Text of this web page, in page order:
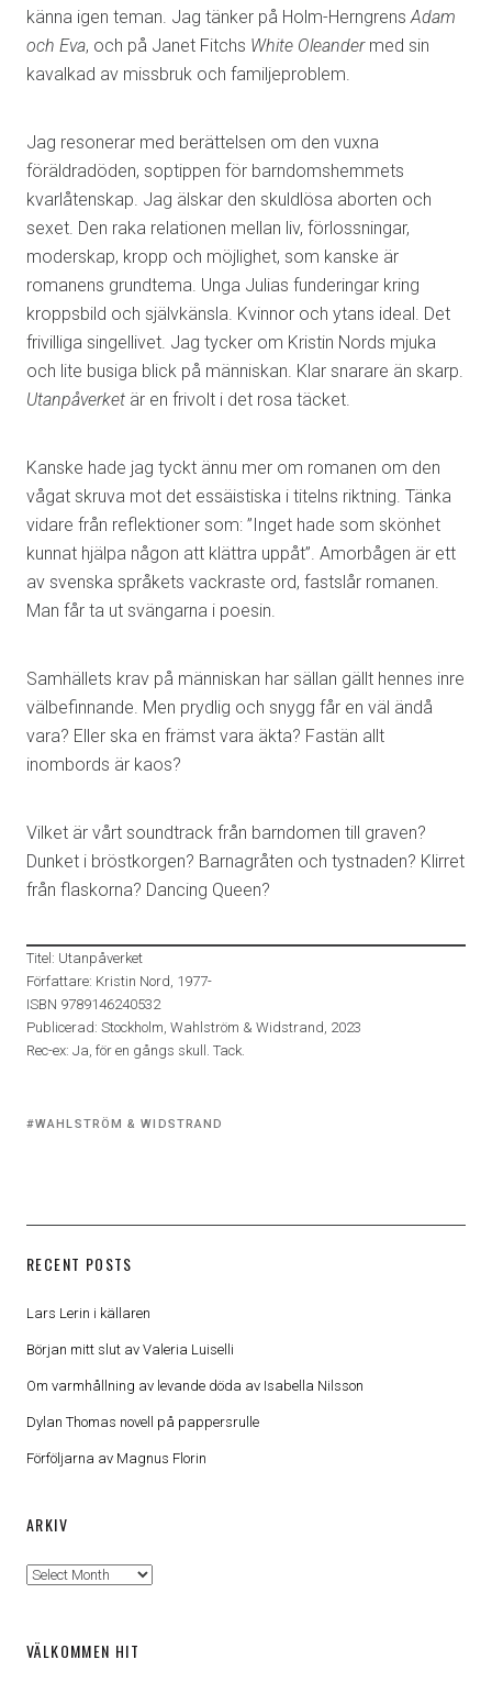
känna igen teman. Jag tänker på Holm-HerngrensAdam
och Eva, och på Janet Fitchs White Oleandermed sin
kavalkad av missbruk och familjeproblem.
Jag resonerar med berättelsen om den vuxna
föräldradöden, soptippen för barndomshemmets
kvarlåtenskap. Jag älskar den skuldlösa aborten och
sexet. Den raka relationen mellan liv, förlossningar,
moderskap, kropp och möjlighet, som kanske är
romanens grundtema. Unga Julias funderingar kring
kroppsbild och självkänsla. Kvinnor och ytans ideal. Det
frivilliga singellivet. Jag tycker om Kristin Nords mjuka
och lite busiga blick på människan. Klar snarare än skarp.
Utanpåverket är en frivolt i det rosa täcket.
Kanske hade jag tyckt ännu mer om romanen om den
vågat skruva mot det essäistiska i titelns riktning. Tänka
vidare från reflektioner som: ”Inget hade som skönhet
kunnat hjälpa någon att klättra uppåt”. Amorbågen är ett
av svenska språkets vackraste ord, fastslår romanen.
Man får ta ut svängarna i poesin.
Samhällets krav på människan har sällan gällt hennes inre
välbefinnande. Men prydlig och snygg får en väl ändå
vara? Eller ska en främst vara äkta? Fastän allt
inombords är kaos?
Vilket är vårt soundtrack från barndomen till graven?
Dunket i bröstkorgen? Barnagråten och tystnaden? Klirret
från flaskorna? Dancing Queen?
Titel: Utanpåverket
Författare: Kristin Nord, 1977-
ISBN 9789146240532
Publicerad: Stockholm, Wahlström & Widstrand, 2023
Rec-ex: Ja, för en gångs skull. Tack.
Tagged
WAHLSTRÖM & WIDSTRAND
RECENT POSTS
Lars Lerin i källaren
Början mitt slut av Valeria Luiselli
Om varmhållning av levande döda av Isabella Nilsson
Dylan Thomas novell på pappersrulle
Förföljarna av Magnus Florin
ARKIV
Arkiv
VÄLKOMMEN HIT